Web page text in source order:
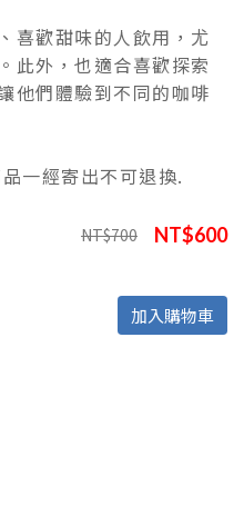
喜歡甜味的人飲用，尤
此外，也適合喜歡探索
他們體驗到不同的咖啡
一經寄出不可退換.
NT$700 NT$600
加入購物車